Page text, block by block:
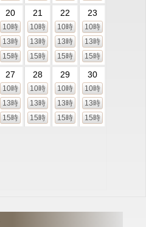
20
10時
13時
15時
21
10時
13時
15時
22
10時
13時
15時
23
10時
13時
15時
27
10時
13時
15時
28
10時
13時
15時
29
10時
13時
15時
30
10時
13時
15時